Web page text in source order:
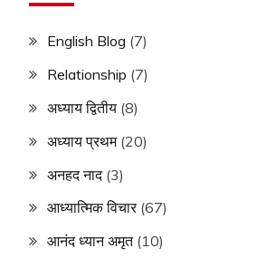
English Blog (7)
Relationship (7)
अध्याय द्वितीय (8)
अध्याय प्रथम(20)
अनहद नाद(3)
आध्यात्मिक विचार(67)
आनंद ध्यान अमृत(10)